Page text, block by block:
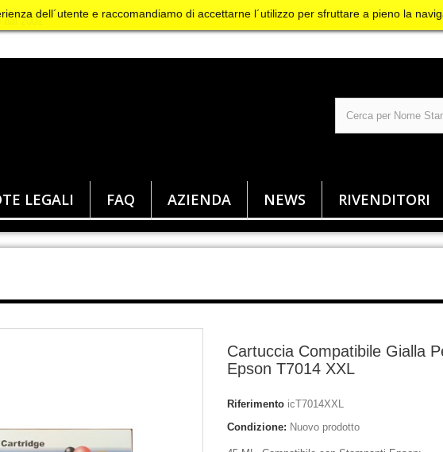
LEGALI FAQ AZIENDA NEWS RIVENDITORI
dell´utente e raccomandiamo di accettarne l´utilizzo per sfruttare a pieno la
Cartuccia Compatibile Gialla
Epson T7014 XXL
Riferimento icT7014XXL
Condizione: Nuovo prodotto